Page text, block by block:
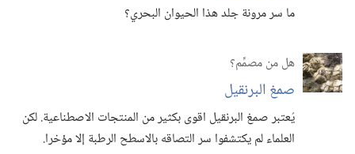
ما سر مرونة جلد هذا الحيوان البحري؟‏
هل من مصمِّم؟‏
صمغ البرنقيل
يُعتبر صمغ البرنقيل اقوى بكثير من المنتجات الاصطناعية.‏ لكن
العلماء لم يكتشفوا سر التصاقه بالاسطح الرطبة إلا مؤخرا.‏